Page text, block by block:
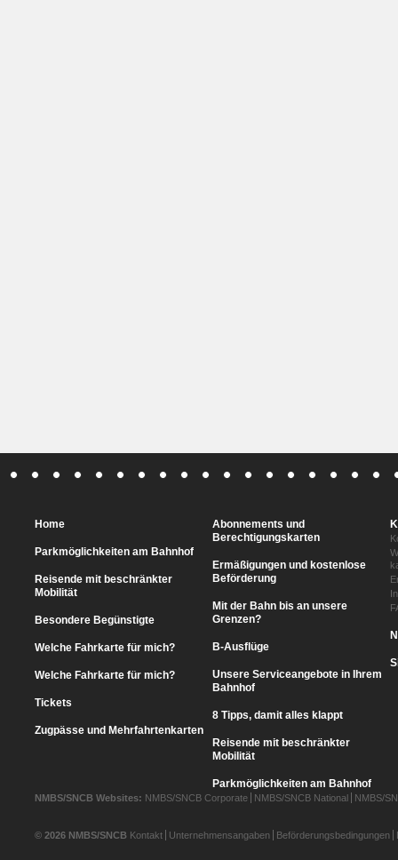
Home
Parkmöglichkeiten am Bahnhof
Reisende mit beschränkter
Mobilität
Besondere Begünstigte
Welche Fahrkarte für mich?
Welche Fahrkarte für mich?
Tickets
Zugpässe und Mehrfahrtenkarten
Abonnements und
Berechtigungskarten
Ermäßigungen und kostenlose
Beförderung
Mit der Bahn bis an unsere
Grenzen?
B-Ausflüge
Unsere Serviceangebote in Ihrem
Bahnhof
8 Tipps, damit alles klappt
Reisende mit beschränkter
Mobilität
Parkmöglichkeiten am Bahnhof
NMBS/SNCB Websites: NMBS/SNCB Corporate NMBS/SNCB National NMBS/
© 2026 NMBS/SNCB Kontakt Unternehmensangaben Beförderungsbedingungen